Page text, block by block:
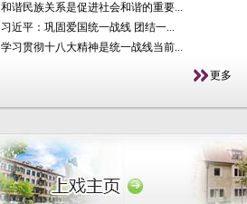
和谐民族关系是促进社会和谐的重要...
习近平：巩固爱国统一战线 团结一...
学习贯彻十八大精神是统一战线当前...
更多